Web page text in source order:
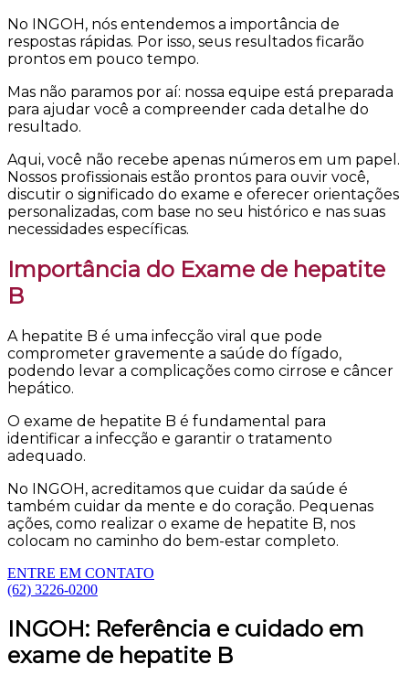
No INGOH, nós entendemos a importância de
respostas rápidas. Por isso, seus resultados ficarão
prontos em pouco tempo.
Mas não paramos por aí: nossa equipe está preparada
para ajudar você a compreender cada detalhe do
resultado.
Aqui, você não recebe apenas números em um papel.
Nossos profissionais estão prontos para ouvir você,
discutir o significado do exame e oferecer orientações
personalizadas, com base no seu histórico e nas suas
necessidades específicas.
Importância do Exame de hepatite
B
A hepatite B é uma infecção viral que pode
comprometer gravemente a saúde do fígado,
podendo levar a complicações como cirrose e câncer
hepático.
O exame de hepatite B é fundamental para
identificar a infecção e garantir o tratamento
adequado.
No INGOH, acreditamos que cuidar da saúde é
também cuidar da mente e do coração. Pequenas
ações, como realizar o exame de hepatite B, nos
colocam no caminho do bem-estar completo.
ENTRE EM CONTATO
(62) 3226-0200
INGOH: Referência e cuidado em
exame de hepatite B